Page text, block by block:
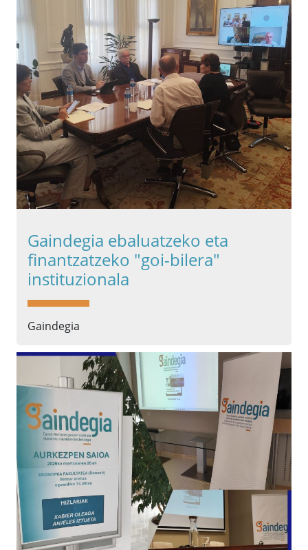
Gaindegia ebaluatzeko eta
finantzatzeko "goi-bilera"
instituzionala
Gaindegia